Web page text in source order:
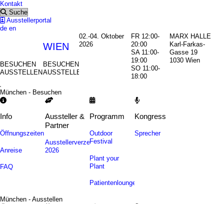
Kontakt
Suche
Ausstellerportal
de en
MÜNCHEN
BESUCHEN
AUSSTELLEN
WIEN
BESUCHEN
AUSSTELLEN
02.-04. Oktober
2026
FR 12:00-
20:00
SA 11:00-
19:00
SO 11:00-
18:00
MARX HALLE
Karl-Farkas-
Gasse 19
1030 Wien
München - Besuchen
Info
Öffnungszeiten
Anreise
FAQ
Aussteller &
Partner
Ausstellerverzeichnis
2026
Programm
Outdoor
Festival
Plant your
Plant
Patientenlounge
Kongress
Sprecher
München - Ausstellen